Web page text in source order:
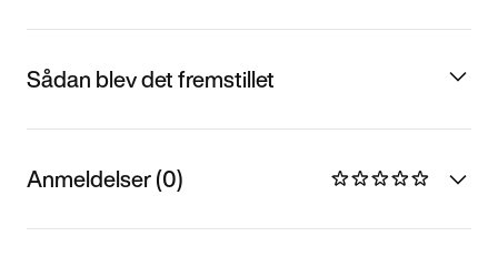
Sådan blev det fremstillet
Anmeldelser (0)